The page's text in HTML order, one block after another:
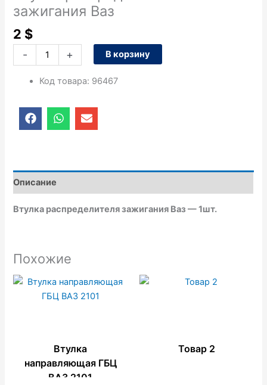
зажигания Ваз
2 $
- + В корзину
Код товара: 96467
F
a
o
o
k
W
h
a
p
E
n
o
e
Описание
Втулка распределителя зажигания Ваз — 1шт.
Похожие
Втулка
направляющая ГБЦ
ВАЗ 2101
Товар 2